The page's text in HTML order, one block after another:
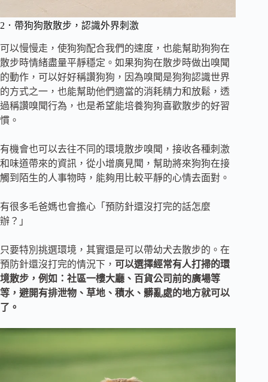
2．帶狗狗散散步，認識外界刺激
可以慢慢走，使狗狗配合我們的速度，也能幫助狗狗在
散步時情緒盡量平靜穩定。如果狗狗在散步時做出嗅聞
的動作，可以好好稱讚狗狗，因為嗅聞是狗狗認識世界
的方式之一，也能幫助他們適當的消耗精力和放鬆，透
過稱讚嗅聞行為，也是希望能培養狗狗喜歡散步的好習
慣。
有機會也可以去往不同的環境散步嗅聞，接收各種刺激
和味道帶來的資訊，從小增廣見聞，幫助將來狗狗在接
觸到陌生的人事物時，能夠用比較平靜的心情去面對。
‍有很多毛爸媽也會擔心「預防針還沒打完的話怎麼
辦？」
只要特別挑選環境，其實還是可以帶幼犬去散步的。在
預防針還沒打完的情況下， 可以選擇經常有人打掃的環
境散步，例如：社區一樓大廳、百貨公司前的廣場等
等，避開有排泄物、草地、積水、髒亂處的地方就可以
了。